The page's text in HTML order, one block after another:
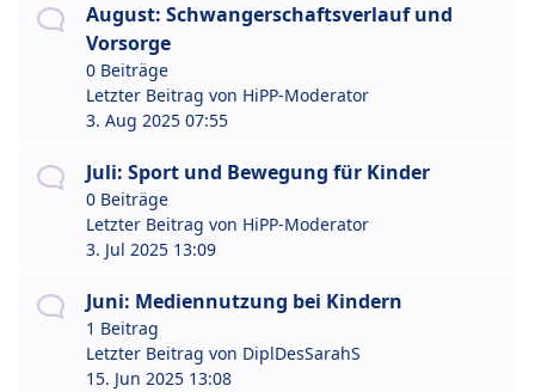
August: Schwangerschaftsverlauf und
Vorsorge
0 Beiträge
Letzter Beitrag von HiPP-Moderator
3. Aug 2025 07:55
Juli: Sport und Bewegung für Kinder
0 Beiträge
Letzter Beitrag von HiPP-Moderator
3. Jul 2025 13:09
Juni: Mediennutzung bei Kindern
1 Beitrag
Letzter Beitrag von DiplDesSarahS
15. Jun 2025 13:08